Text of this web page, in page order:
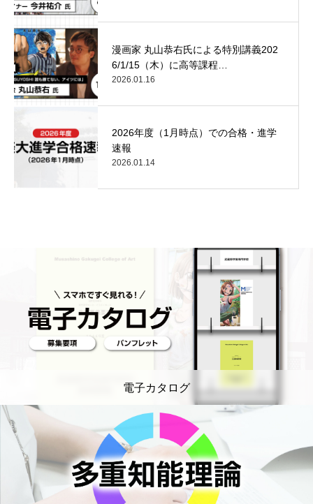
漫画家 丸山恭右氏による特別講義202
6/1/15（木）に高等課程…
2026.01.16
2026年度（1月時点）での合格・進学
速報
2026.01.14
電子カタログ